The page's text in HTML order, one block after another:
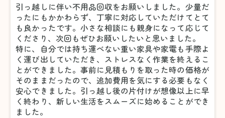
引っ越しに伴い不用品回収をお願いしました。少量だ
ったにもかかわらず、丁寧に対応していただけてとて
も良かったです。小さな相談にも親身になって応じて
くださり、次回もぜひお願いしたいと思いました。
特に、自分では持ち運べない重い家具や家電も手際よ
く運び出していただき、ストレスなく作業を終えるこ
とができました。事前に見積もりを取った時の価格が
そのままだったので、追加費用を気にする必要もなく
安心できました。引っ越し後の片付けが想像以上に早
く終わり、新しい生活をスムーズに始めることができ
ました。